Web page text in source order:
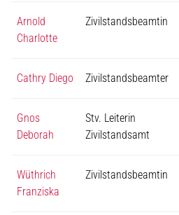
Arnold
Charlotte
Zivilstandsbeamtin
Cathry Diego Zivilstandsbeamter
Gnos
Deborah
Stv. Leiterin
Zivilstandsamt
Wüthrich
Franziska
Zivilstandsbeamtin